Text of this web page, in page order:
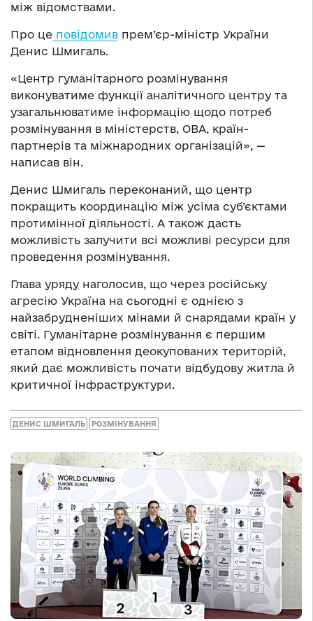
між відомствами.
Про це повідомив прем’єр-міністр України
Денис Шмигаль.
«Центр гуманітарного розмінування
виконуватиме функції аналітичного центру та
узагальнюватиме інформацію щодо потреб
розмінування в міністерств, ОВА, країн-
партнерів та міжнародних організацій», —
написав він.
Денис Шмигаль переконаний, що центр
покращить координацію між усіма суб’єктами
протимінної діяльності. А також дасть
можливість залучити всі можливі ресурси для
проведення розмінування.
Глава уряду наголосив, що через російську
агресію Україна на сьогодні є однією з
найзабрудненіших мінами й снарядами країн у
світі. Гуманітарне розмінування є першим
етапом відновлення деокупованих територій,
який дає можливість почати відбудову житла й
критичної інфраструктури.
ДЕНИС ШМИГАЛЬ РОЗМІНУВАННЯ